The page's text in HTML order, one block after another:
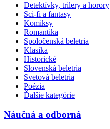
Detektívky, trilery a horory
Sci-fi a fantasy
Komiksy
Romantika
Spoločenská beletria
Klasika
Historické
Slovenská beletria
Svetová beletria
Poézia
Ďalšie kategórie
Náučná a odborná